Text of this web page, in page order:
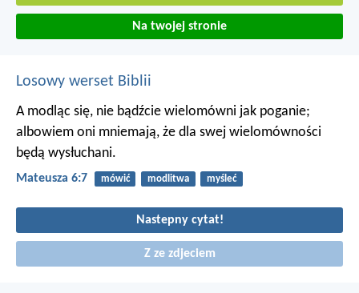
Na twojej stronie
Losowy werset Biblii
A modląc się, nie bądźcie wielomówni jak poganie;
albowiem oni mniemają, że dla swej wielomówności
będą wysłuchani.
Mateusza 6:7 mówić modlitwa myśleć
Nastepny cytat!
Z ze zdjeciem